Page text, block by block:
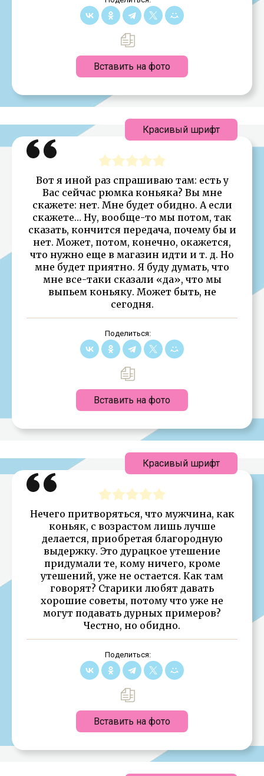
Вставить на фото
Вот я иной раз спрашиваю там: есть у
Вас сейчас рюмка коньяка? Вы мне
скажете: нет. Мне будет обидно. А если
скажете… Ну, вообще-то мы потом, так
сказать, кончится передача, почему бы и
нет. Может, потом, конечно, окажется,
что нужно еще в магазин идти и т. д. Но
мне будет приятно. Я буду думать, что
мне все-таки сказали «да», что мы
выпьем коньяку. Может быть, не
сегодня.
Поделиться:
Вставить на фото
Красивый шрифт
Нечего притворяться, что мужчина, как
коньяк, с возрастом лишь лучше
делается, приобретая благородную
выдержку. Это дурацкое утешение
придумали те, кому ничего, кроме
утешений, уже не остается. Как там
говорят? Старики любят давать
хорошие советы, потому что уже не
могут подавать дурных примеров?
Честно, но обидно.
Поделиться:
Вставить на фото
Красивый шрифт